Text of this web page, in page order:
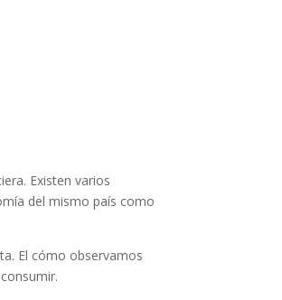
Existen varios
del mismo país como
El cómo observamos